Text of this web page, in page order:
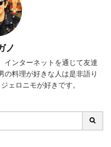
ノ
インターネットを通じて友達
の料理が好きな人は是非語り
ェロニモが好きです。